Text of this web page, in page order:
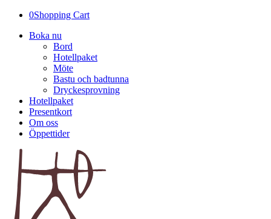
0Shopping Cart
Boka nu
Bord
Hotellpaket
Möte
Bastu och badtunna
Dryckesprovning
Hotellpaket
Presentkort
Om oss
Öppettider